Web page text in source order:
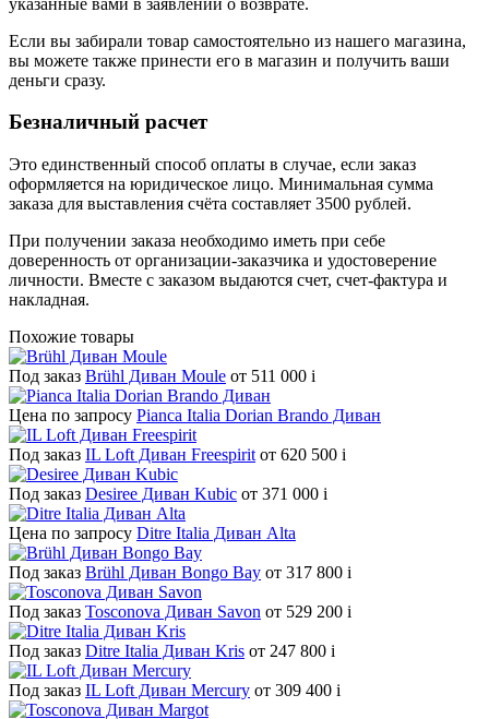
Если вы забирали товар самостоятельно из нашего магазина,
вы можете также принести его в магазин и получить ваши
деньги сразу.
Безналичный расчет
Это единственный способ оплаты в случае, если заказ
оформляется на юридическое лицо. Минимальная сумма
заказа для выставления счёта составляет 3500 рублей.
При получении заказа необходимо иметь при себе
доверенность от организации-заказчика и удостоверение
личности. Вместе с заказом выдаются счет, счет-фактура и
накладная.
Похожие товары
Под заказ Brühl Диван Moule от 511 000 i
Цена по запросу Pianca Italia Dorian Brando Диван
Под заказ IL Loft Диван Freespirit от 620 500 i
Под заказ Desiree Диван Kubic от 371 000 i
Цена по запросу Ditre Italia Диван Alta
Под заказ Brühl Диван Bongo Bay от 317 800 i
Под заказ Tosconova Диван Savon от 529 200 i
Под заказ Ditre Italia Диван Kris от 247 800 i
Под заказ IL Loft Диван Mercury от 309 400 i